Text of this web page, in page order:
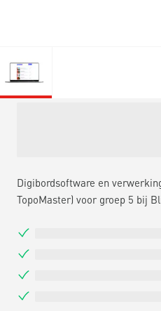
Digibordsoftware en
TopoMaster) voor groep 5 bij